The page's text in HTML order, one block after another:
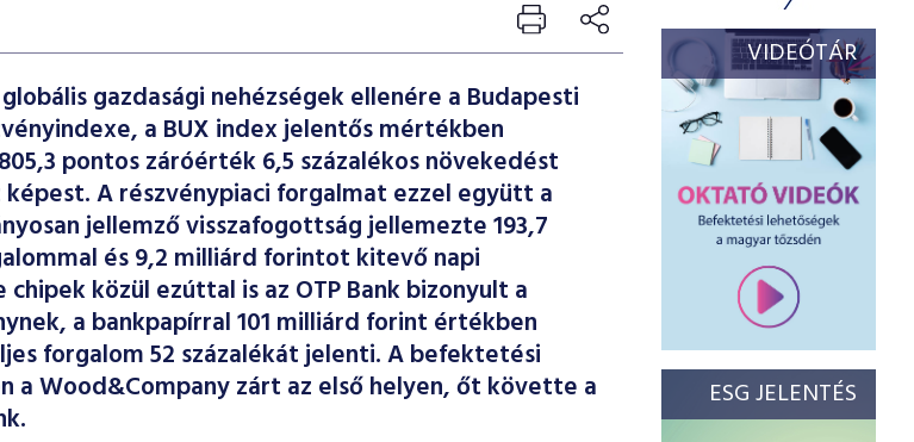
gazdasági nehézségek ellenére a Budapesti
a BUX index jelentős mértékben
pontos záróérték 6,5 százalékos növekedést
A részvénypiaci forgalmat ezzel együtt a
jellemző visszafogottság jellemezte 193,7
és 9,2 milliárd forintot kitevő napi
közül ezúttal is az OTP Bank bizonyult a
a bankpapírral 101 milliárd forint értékben
forgalom 52 százalékát jelenti. A befektetési
a Wood&Company zárt az első helyen, őt követte a
VIDEÓTÁR
ESG JELENTÉS